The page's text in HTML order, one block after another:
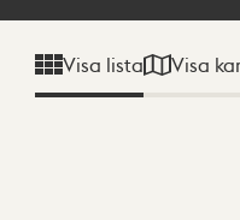
Visa lista Visa